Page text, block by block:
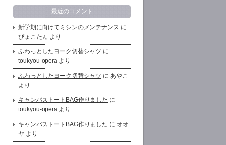
最近のコメント
新学期に向けてミシンのメンテナンス に
ぴょこたん より
ふわっとしたヨーク切替シャツ に
toukyou-opera より
ふわっとしたヨーク切替シャツ に あやこ
より
キャンバストートBAG作りました に
toukyou-opera より
キャンバストートBAG作りました に オオ
ヤ より